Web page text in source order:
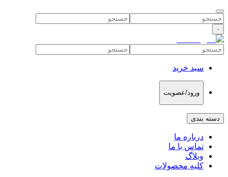
۰
سبد خرید
ورود/عضویت
دسته بندی
درباره ما
تماس با ما
وبلاگ
کلیه محصولات